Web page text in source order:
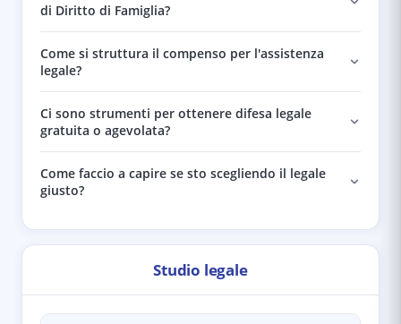
di Diritto di Famiglia?
Come si struttura il compenso per l'assistenza
legale?
Ci sono strumenti per ottenere difesa legale
gratuita o agevolata?
Come faccio a capire se sto scegliendo il legale
giusto?
Studio legale